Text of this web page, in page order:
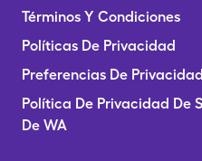
Términos Y Condiciones
Políticas De Privacidad
Preferencias De Privacidad
Política De Privacidad De
De WA